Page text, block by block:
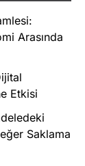
Arasında
Etkisi
Saklama